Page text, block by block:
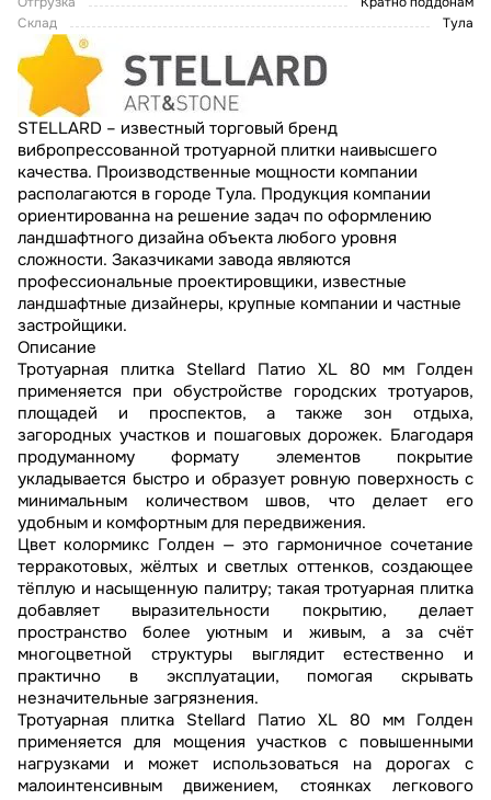
Склад
Тула
STELLARD – известный торговый бренд
вибропрессованной тротуарной плитки наивысшего
качества. Производственные мощности компании
располагаются в городе Тула. Продукция компании
ориентированна на решение задач по оформлению
ландшафтного дизайна объекта любого уровня
сложности. Заказчиками завода являются
профессиональные проектировщики, известные
ландшафтные дизайнеры, крупные компании и частные
застройщики.
Описание
Тротуарная плитка Stellard Патио XL 80 мм Голден
применяется при обустройстве городских тротуаров,
площадей и проспектов, а также зон отдыха,
загородных участков и пошаговых дорожек. Благодаря
продуманному формату элементов покрытие
укладывается быстро и образует ровную поверхность с
минимальным количеством швов, что делает его
удобным и комфортным для передвижения.
Цвет колормикс Голден — это гармоничное сочетание
терракотовых, жёлтых и светлых оттенков, создающее
тёплую и насыщенную палитру; такая тротуарная плитка
добавляет выразительности покрытию, делает
пространство более уютным и живым, а за счёт
многоцветной структуры выглядит естественно и
практично в эксплуатации, помогая скрывать
незначительные загрязнения.
Тротуарная плитка Stellard Патио XL 80 мм Голден
применяется для мощения участков с повышенными
нагрузками и может использоваться на дорогах с
малоинтенсивным движением, стоянках легкового